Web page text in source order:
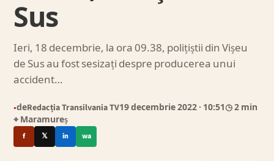
Sus
Ieri, 18 decembrie, la ora 09.38, polițiștii din Vișeu
de Sus au fost sesizați despre producerea unui
accident…
●deRedacția Transilvania TV19 decembrie 2022 · 10:51◷ 2 min
⌖ Maramureș
f 𝕏 in wa